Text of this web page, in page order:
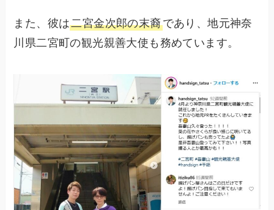
また、彼は二宮金次郎の末裔であり、地元神奈
川県二宮町の観光親善大使も務めています。